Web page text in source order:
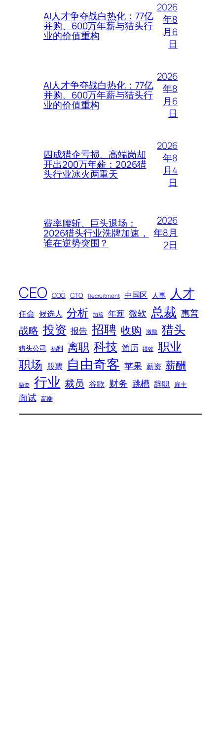
AI人才争夺战白热化：77亿
并购、600万年薪与猎头行
业的价值重构
2026
年8
月6
日
AI人才争夺战白热化：77亿
并购、600万年薪与猎头行
业的价值重构
2026
年8
月6
日
四成猎企亏损、高端岗却
开出200万年薪：2026猎
头行业冰火两重天
2026
年8
月4
日
费率腰斩、巨头退场：
2026猎头行业洗牌加速，
谁在逆势突围？
2026
年8月
2日
CEO COO CTO Recruitment 中国区 人事 人才
任命 候选人 分析 加薪 年薪 微软 总裁 惠普
战略 投资 报告 招聘 收购 激励 猎头
猎头公司 福利 离职 科技 简历 绩效 职业
职场 股票 自由奇客 苹果 薪资 薪酬
融资 行业 裁员 谷歌 财务 跳槽 辞职 雇主
面试 高端